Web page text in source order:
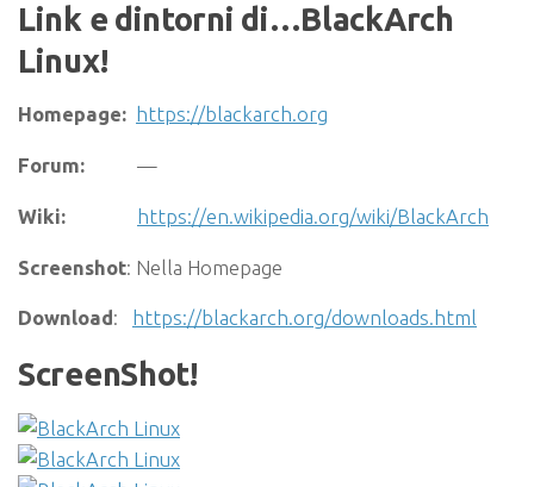
Link e dintorni di…BlackArch
Linux!
Homepage: https://blackarch.org
Forum: —
Wiki: https://en.wikipedia.org/wiki/BlackArch
Screenshot: Nella Homepage
Download: https://blackarch.org/downloads.html
ScreenShot!